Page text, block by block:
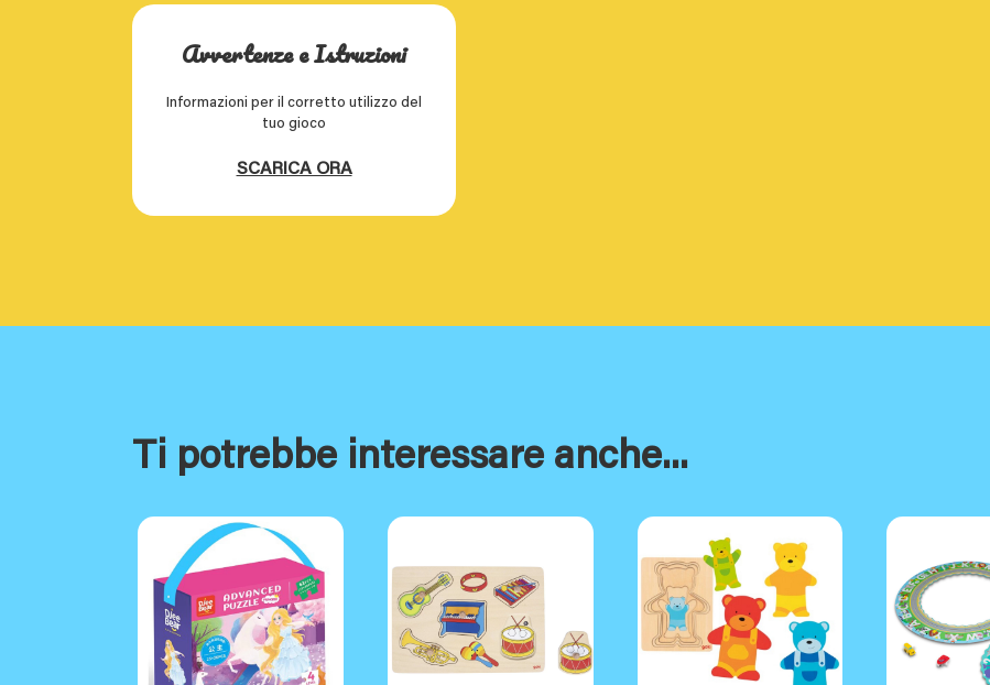
Avvertenze e Istruzioni
Informazioni per il corretto utilizzo del
tuo gioco
SCARICA ORA
Ti potrebbe interessare anche...